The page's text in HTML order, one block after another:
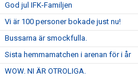
God jul IFK-Familjen
Vi är 100 personer bokade just nu!
Bussarna är smockfulla.
Sista hemmamatchen i arenan för i år
WOW. NI ÄR OTROLIGA.